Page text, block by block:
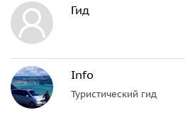
Гид
Info
Туристический гид